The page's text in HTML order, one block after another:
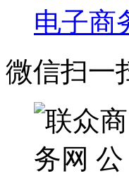
电子商
微信扫一